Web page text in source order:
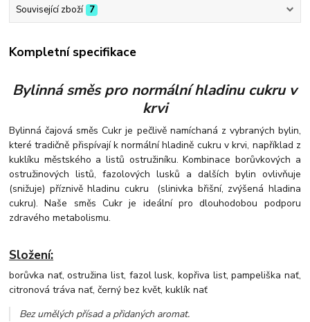
Související zboží 7
Kompletní specifikace
Bylinná směs pro normální hladinu cukru v
krvi
Bylinná čajová směs Cukr je pečlivě namíchaná z vybraných bylin,
které tradičně přispívají k normální hladině cukru v krvi, například z
kuklíku městského a listů ostružiníku. Kombinace borůvkových a
ostružinových listů, fazolových lusků a dalších bylin ovlivňuje
(snižuje) příznivě hladinu cukru (slinivka břišní, zvýšená hladina
cukru). Naše směs Cukr je ideální pro dlouhodobou podporu
zdravého metabolismu.
Složení:
borůvka nať, ostružina list, fazol lusk, kopřiva list, pampeliška nať,
citronová tráva nať, černý bez květ, kuklík nať
Bez umělých přísad a přidaných aromat.